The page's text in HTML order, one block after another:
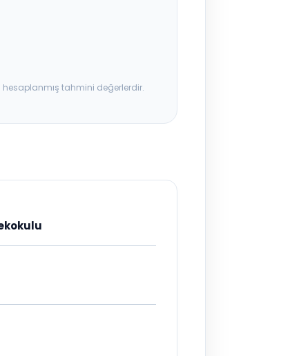
hesaplanmış tahmini değerlerdir.